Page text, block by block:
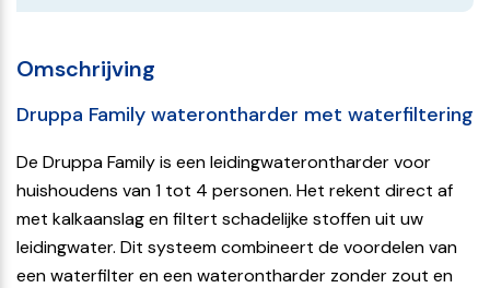
Omschrijving
Druppa Family waterontharder met waterfiltering
De Druppa Family is een leidingwaterontharder voor
huishoudens van 1 tot 4 personen. Het rekent direct af
met kalkaanslag en filtert schadelijke stoffen uit uw
leidingwater. Dit systeem combineert de voordelen van
een waterfilter en een waterontharder zonder zout en